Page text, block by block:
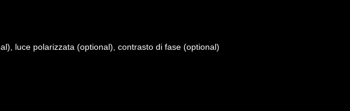
luce polarizzata (optional), contrasto di fase (optional)